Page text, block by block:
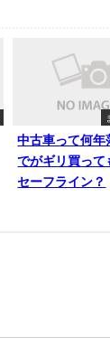
中古車って何年
でがギリ買って
セーフライン？